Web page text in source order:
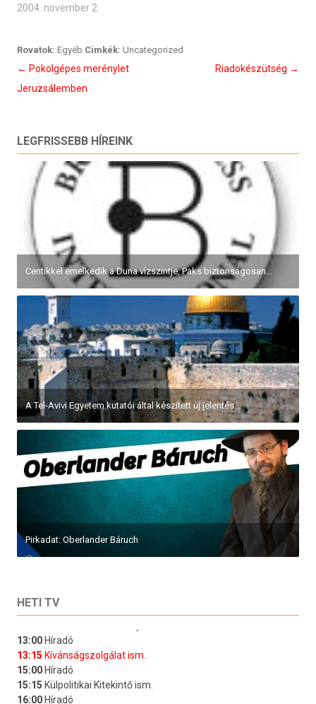
2004. november 2
Rovatok: Egyéb Cimkék: Uncategorized
Bejegyzés
navigáció
← Pokolgépes merénylet
Jeruzsálemben
Riadokészütség →
LEGFRISSEBB HÍREINK
Centikkel emelkedik a Duna vízszintje, Paks biztonságosan...
A Tel-Avivi Egyetem kutatói által készített új jelentés...
Pirkadat: Oberlander Báruch
HETI TV